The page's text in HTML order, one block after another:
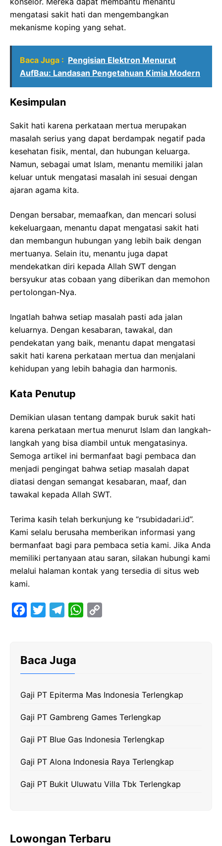
mengatasi sakit hati dan mengembangkan
mekanisme koping yang sehat.
Baca Juga : Pengisian Elektron Menurut
AufBau: Landasan Pengetahuan Kimia Modern
Kesimpulan
Sakit hati karena perkataan mertua merupakan
masalah serius yang dapat berdampak negatif pada
kesehatan fisik, mental, dan hubungan keluarga.
Namun, sebagai umat Islam, menantu memiliki jalan
keluar untuk mengatasi masalah ini sesuai dengan
ajaran agama kita.
Dengan bersabar, memaafkan, dan mencari solusi
kekeluargaan, menantu dapat mengatasi sakit hati
dan membangun hubungan yang lebih baik dengan
mertuanya. Selain itu, menantu juga dapat
mendekatkan diri kepada Allah SWT dengan
bersyukur atas cobaan yang diberikan dan memohon
pertolongan-Nya.
Ingatlah bahwa setiap masalah pasti ada jalan
keluarnya. Dengan kesabaran, tawakal, dan
pendekatan yang baik, menantu dapat mengatasi
sakit hati karena perkataan mertua dan menjalani
kehidupan yang lebih bahagia dan harmonis.
Kata Penutup
Demikian ulasan tentang dampak buruk sakit hati
karena perkataan mertua menurut Islam dan langkah-
langkah yang bisa diambil untuk mengatasinya.
Semoga artikel ini bermanfaat bagi pembaca dan
menjadi pengingat bahwa setiap masalah dapat
diatasi dengan semangat kesabaran, maaf, dan
tawakal kepada Allah SWT.
Terima kasih telah berkunjung ke “rsubidadari.id”.
Kami selalu berusaha memberikan informasi yang
bermanfaat bagi para pembaca setia kami. Jika Anda
memiliki pertanyaan atau saran, silakan hubungi kami
melalui halaman kontak yang tersedia di situs web
kami.
o
k
g
a
m
W
p
p
n
k
Baca Juga
Gaji PT Epiterma Mas Indonesia Terlengkap
Gaji PT Gambreng Games Terlengkap
Gaji PT Blue Gas Indonesia Terlengkap
Gaji PT Alona Indonesia Raya Terlengkap
Gaji PT Bukit Uluwatu Villa Tbk Terlengkap
Lowongan Terbaru